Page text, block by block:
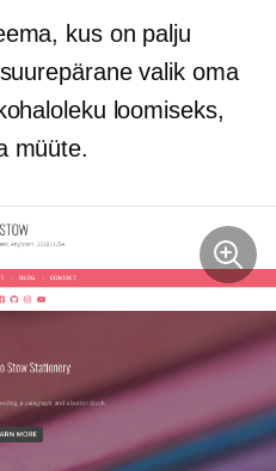
kus on palju
valik oma
loomiseks,
müüte.